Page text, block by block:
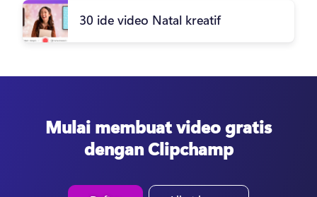
30 ide video Natal kreatif
Mulai membuat video gratis
dengan Clipchamp